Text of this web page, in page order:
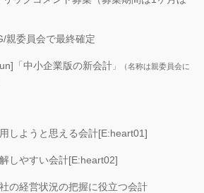
委員会で最終確定
「中小企業版の新会計 」（名称は親委員会に
しようと思える会計[E:heart01]
しやすい会計[E:heart02]
の経営状況の把握に役立つ会計